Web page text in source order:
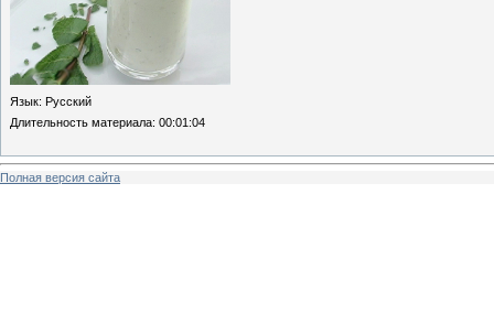
Язык: Русский
Длительность материала: 00:01:04
Полная версия сайта